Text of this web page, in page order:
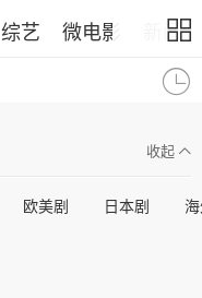
综艺 微电影 新闻
收起
欧美剧 日本剧